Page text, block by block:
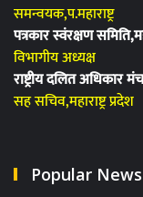
समन्वयक,प.महाराष्ट्र
पत्रकार स्वंरक्षण
विभागीय अध्यक्ष
राष्ट्रीय दलित अधिकार मंच
सह सचिव,महाराष्ट्र प्रदेश
Popular News